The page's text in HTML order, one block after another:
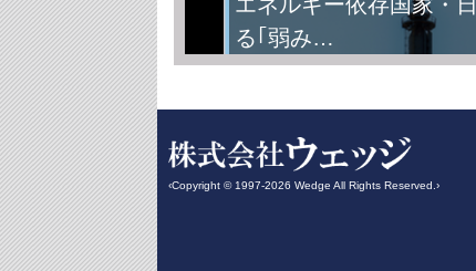
FIFAワールドカップ2026
‹Copyright © 1997-2026 Wedge All Rights Reserved.›